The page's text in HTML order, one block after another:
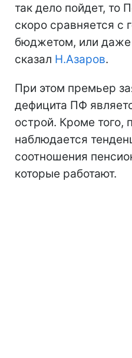
так дело пойдет, то
скоро сравняется с
бюджетом, или даже
сказал Н.Азаров.
При этом премьер
дефицита ПФ
острой. Кроме того,
наблюдается
соотношения
которые работают.